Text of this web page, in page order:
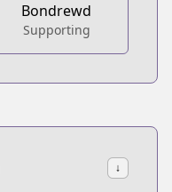
Bondrewd
Supporting
↓